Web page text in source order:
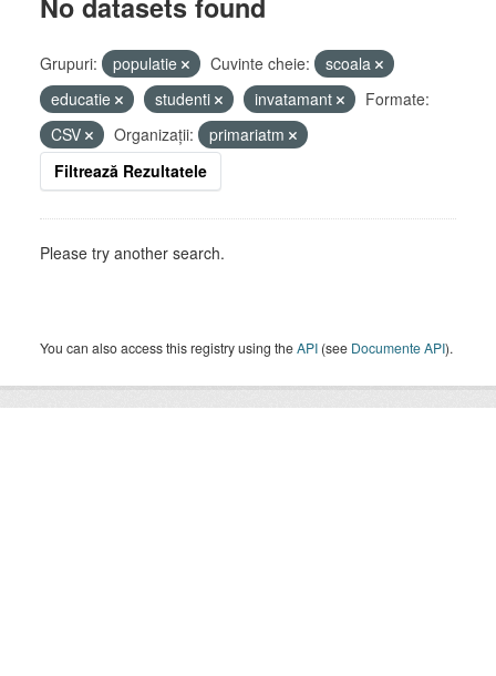
Grupuri: populatie Cuvinte cheie:
scoala
educatie
studenti invatamant
Formate:
CSV
Organizații:
primariatm
Filtrează Rezultatele
Please try another search.
You can also access this registry using theAPI (see Documente API).